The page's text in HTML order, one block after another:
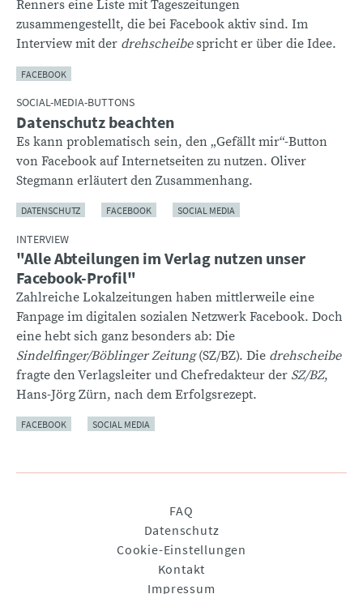
Renners eine Liste mit Tageszeitungen
zusammengestellt, die bei Facebook aktiv sind. Im
Interview mit der drehscheibespricht er über die Idee.
FACEBOOK
SOCIAL-MEDIA-BUTTONS
Datenschutz beachten
Es kann problematisch sein, den „Gefällt mir“-Button
von Facebook auf Internetseiten zu nutzen. Oliver
Stegmann erläutert den Zusammenhang.
DATENSCHUTZ FACEBOOK SOCIAL MEDIA
INTERVIEW
"Alle Abteilungen im Verlag nutzen unser
Facebook-Profil"
Zahlreiche Lokalzeitungen haben mittlerweile eine
Fanpage im digitalen sozialen Netzwerk Facebook. Doch
eine hebt sich ganz besonders ab: Die
Sindelfinger/Böblinger Zeitung(SZ/BZ). Die drehscheibe
fragte den Verlagsleiter und Chefredakteur der SZ/BZ,
Hans-Jörg Zürn, nach dem Erfolgsrezept.
FACEBOOK SOCIAL MEDIA
FAQ
Datenschutz
Cookie-Einstellungen
Kontakt
Impressum